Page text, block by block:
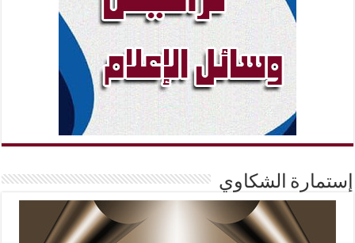
إستمارة الشكاوي